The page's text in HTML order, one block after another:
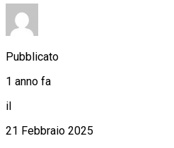
Pubblicato
1 anno fa
il
21 Febbraio 2025